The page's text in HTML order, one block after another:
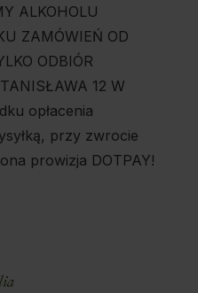
ALKOHOLU
ZAMÓWIEŃ OD
ODBIÓR
12 W
opłacenia
przy zwrocie
prowizja DOTPAY!